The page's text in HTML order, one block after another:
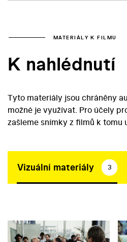
MATERIÁLY K FILMU
K nahlédnutí
Tyto materiály jsou chráněny
možné je využívat. Pro účely
zašleme snímky z filmů k tomu
Vizuální materiály 3